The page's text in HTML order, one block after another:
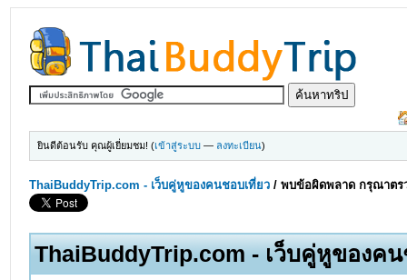
ยินดีต้อนรับ คุณผู้เยี่ยมชม! (เข้าสู่ระบบ — ลงทะเบียน)
ThaiBuddyTrip.com - เว็บคู่หูของคนชอบเที่ยว /พบข้อผิดพลาด กรุณาตร
ThaiBuddyTrip.com - เว็บคู่หูของค